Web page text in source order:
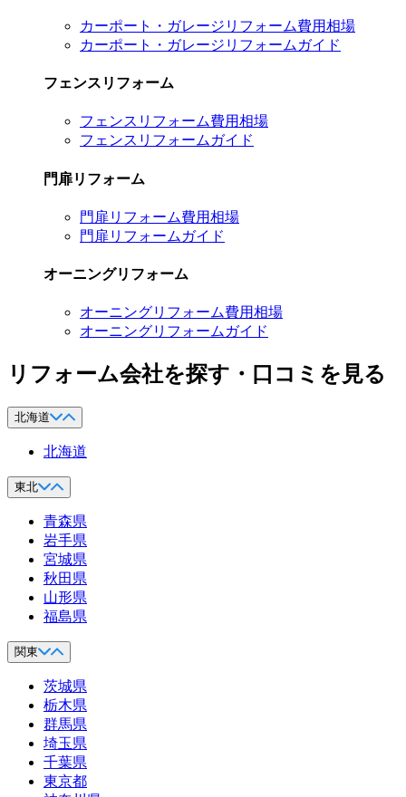
カーポート・ガレージリフォーム費用相場
カーポート・ガレージリフォームガイド
フェンスリフォーム
フェンスリフォーム費用相場
フェンスリフォームガイド
門扉リフォーム
門扉リフォーム費用相場
門扉リフォームガイド
オーニングリフォーム
オーニングリフォーム費用相場
オーニングリフォームガイド
リフォーム会社を探す・口コミを見る
北海道
北海道
東北
青森県
岩手県
宮城県
秋田県
山形県
福島県
関東
茨城県
栃木県
群馬県
埼玉県
千葉県
東京都